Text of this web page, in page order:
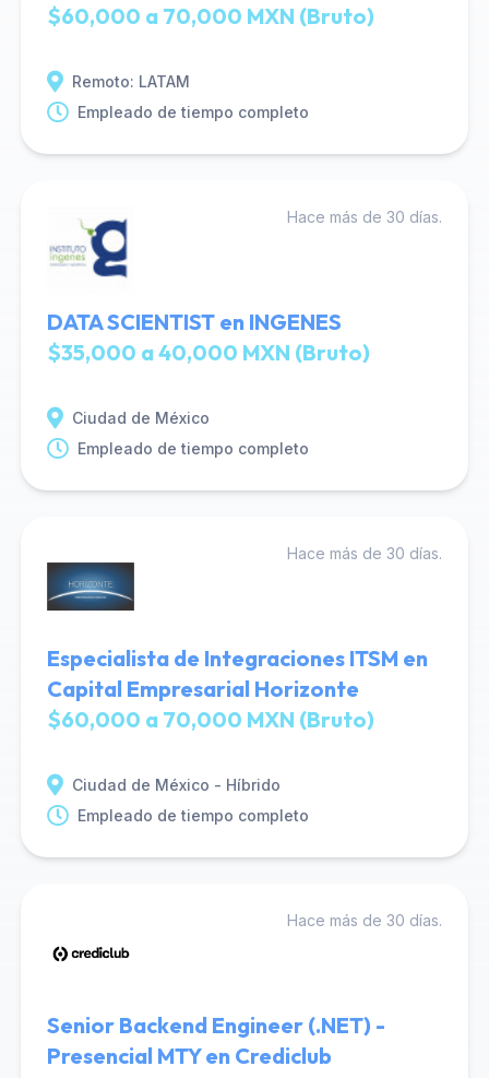
$60,000 a 70,000 MXN (Bruto)
Remoto: LATAM
Empleado de tiempo completo
Hace más de 30 días.
DATA SCIENTIST en INGENES
$35,000 a 40,000 MXN (Bruto)
Ciudad de México
Empleado de tiempo completo
Hace más de 30 días.
Especialista de Integraciones ITSM en
Capital Empresarial Horizonte
$60,000 a 70,000 MXN (Bruto)
Ciudad de México - Híbrido
Empleado de tiempo completo
Hace más de 30 días.
Senior Backend Engineer (.NET) -
Presencial MTY en Crediclub